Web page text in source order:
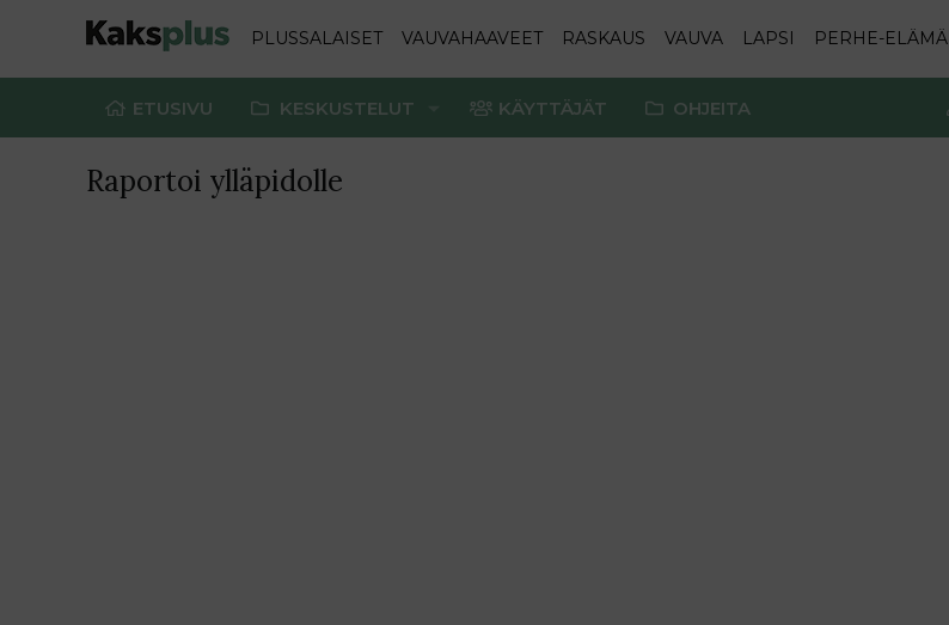
PLUSSALAISET VAUVAHAAVEET RASKAUS VAUVA LAPSI PERHE-ELÄMÄ
ETUSIVU KESKUSTELUT KÄYTTÄJÄT OHJEITA
Raportoi ylläpidolle